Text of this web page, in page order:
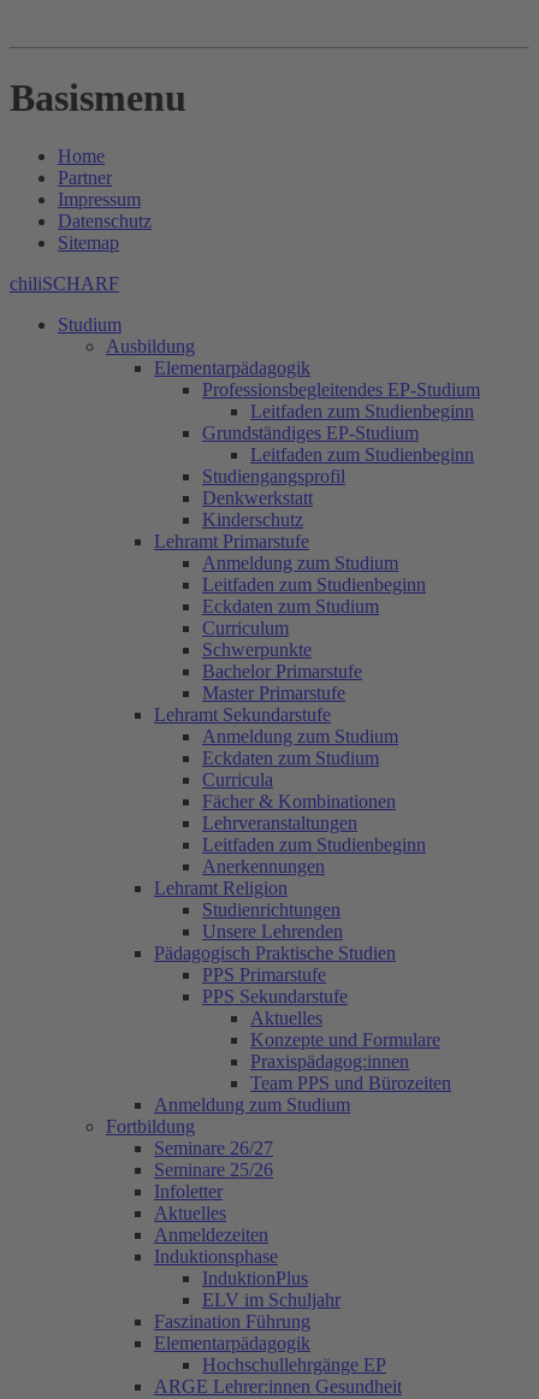
Basismenu
Home
Partner
Impressum
Datenschutz
Sitemap
chiliSCHARF
Studium
Ausbildung
Elementarpädagogik
Professionsbegleitendes EP-Studium
Leitfaden zum Studienbeginn
Grundständiges EP-Studium
Leitfaden zum Studienbeginn
Studiengangsprofil
Denkwerkstatt
Kinderschutz
Lehramt Primarstufe
Anmeldung zum Studium
Leitfaden zum Studienbeginn
Eckdaten zum Studium
Curriculum
Schwerpunkte
Bachelor Primarstufe
Master Primarstufe
Lehramt Sekundarstufe
Anmeldung zum Studium
Eckdaten zum Studium
Curricula
Fächer & Kombinationen
Lehrveranstaltungen
Leitfaden zum Studienbeginn
Anerkennungen
Lehramt Religion
Studienrichtungen
Unsere Lehrenden
Pädagogisch Praktische Studien
PPS Primarstufe
PPS Sekundarstufe
Aktuelles
Konzepte und Formulare
Praxispädagog:innen
Team PPS und Bürozeiten
Anmeldung zum Studium
Fortbildung
Seminare 26/27
Seminare 25/26
Infoletter
Aktuelles
Anmeldezeiten
Induktionsphase
InduktionPlus
ELV im Schuljahr
Faszination Führung
Elementarpädagogik
Hochschullehrgänge EP
ARGE Lehrer:innen Gesundheit